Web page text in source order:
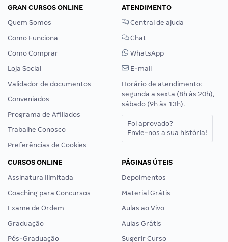
GRAN CURSOS ONLINE
Quem Somos
Como Funciona
Como Comprar
Loja Social
Validador de documentos
Conveniados
Programa de Afiliados
Trabalhe Conosco
Preferências de Cookies
ATENDIMENTO
Central de ajuda
Chat
WhatsApp
E-mail
Horário de atendimento:
segunda a sexta (8h às 20h),
sábado (9h às 13h).
Foi aprovado?
Envie-nos a sua história!
CURSOS ONLINE
Assinatura Ilimitada
Coaching para Concursos
Exame de Ordem
Graduação
Pós-Graduação
PÁGINAS ÚTEIS
Depoimentos
Material Grátis
Aulas ao Vivo
Aulas Grátis
Sugerir Curso